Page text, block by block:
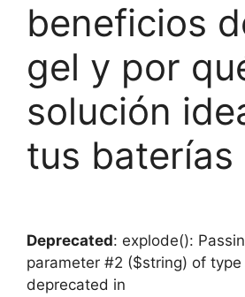
beneficios
gel y por
solución
tus baterías
Deprecated: explode():
parameter #2 ($string) of type
deprecated in